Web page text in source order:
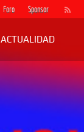
Foro Sponsor
ACTUALIDAD